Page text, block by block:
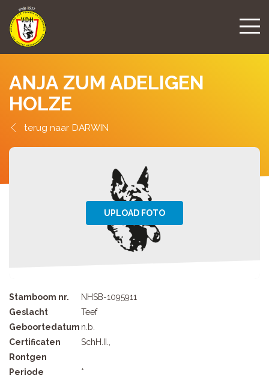
ANJA ZUM ADELIGEN
HOLZE
DARWIN
Stamboom nr.
NHSB-1095911
Geslacht
Teef
Geboortedatum n.b.
Certificaten
SchH.II.,
Rontgen
Periode
*